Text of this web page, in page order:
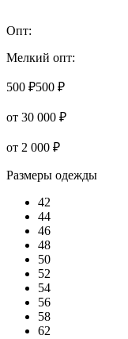
Опт:
Мелкий опт:
500 ₽500 ₽
от 30 000 ₽
от 2 000 ₽
Размеры одежды
42
44
46
48
50
52
54
56
58
62